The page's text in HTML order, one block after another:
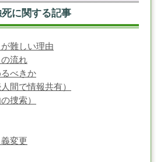
に関する記事
難しい理由
流れ
べきか
間で情報共有）
捜索）
変更